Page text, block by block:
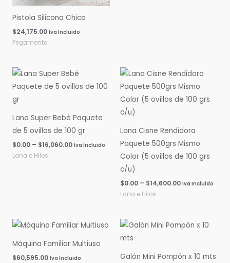
Pistola Silicona Chica
$24,175.00 Iva Incluido
Pegamento
Lana Super Bebé Paquete
de 5 ovillos de 100 gr
$0.00 – $16,060.00
Rango
de
precios:
$16,060.00
Iva Incluido
Lana e Hilos
Lana Cisne Rendidora
Paquete 500grs Mismo
Color (5 ovillos de 100 grs
c/u)
$0.00 – $14,600.00
Rango
de
precios:
desde
$0.00
Iva Incluido
Lana e Hilos
Máquina Familiar Multiuso
$60,595.00 Iva Incluido Galón Mini Pompón x 10 mts